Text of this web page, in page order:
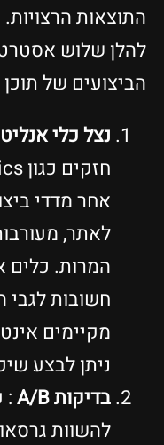
התוצאות הרצויות.
להלן שלוש
הביצועים של תוכן
נצל כלי
אחר מדדי
לאתר,
המרות. כלים
חשובות לגבי
מקיימים
ניתן לבצע
בדיקות A/B
להשוות